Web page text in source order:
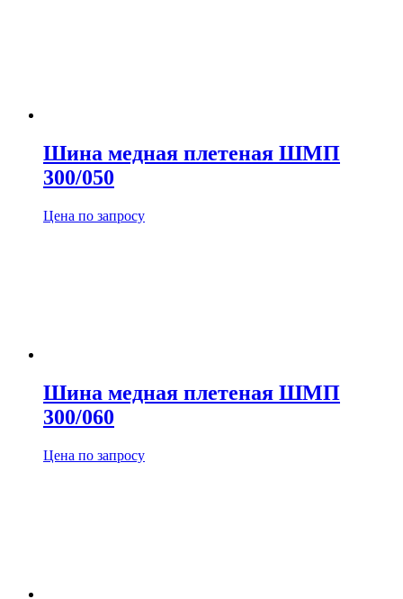
Шина медная плетеная ШМП
300/050
Цена по запросу
Шина медная плетеная ШМП
300/060
Цена по запросу